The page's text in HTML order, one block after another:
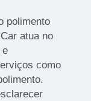
polimento
atua no
e
como